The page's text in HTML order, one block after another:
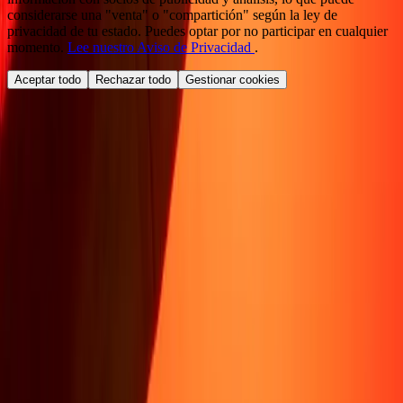
considerarse una "venta" o "compartición" según la ley de
privacidad de tu estado. Puedes optar por no participar en cualquier
momento. Lee nuestro Aviso de Privacidad .
Aceptar todo Rechazar todo Gestionar cookies